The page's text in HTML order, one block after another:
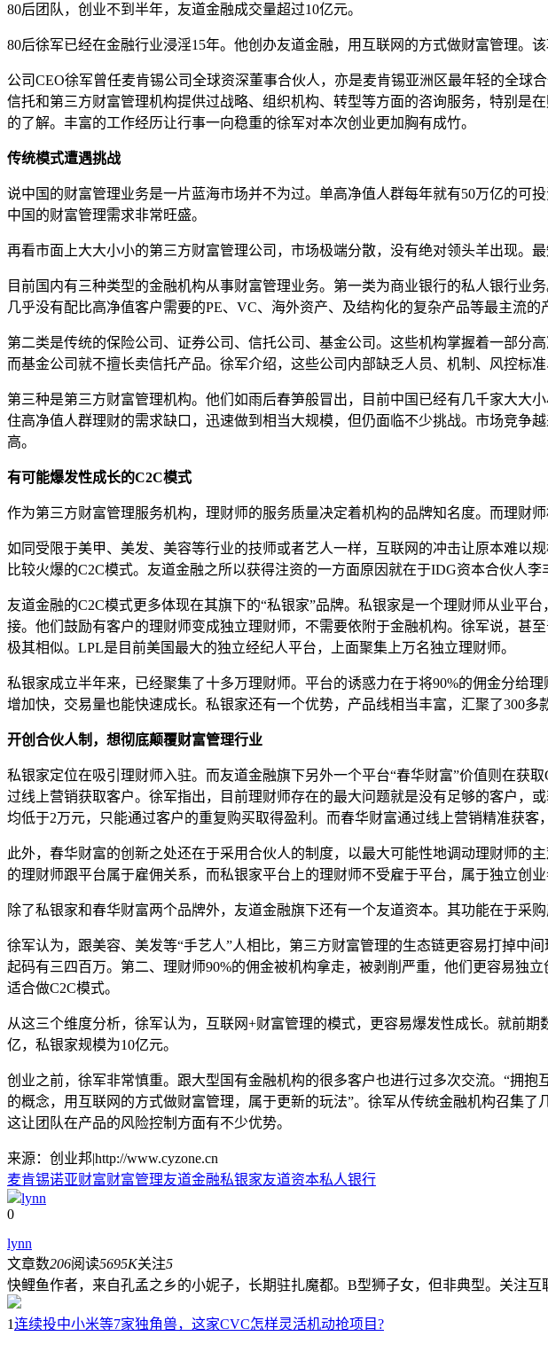
80后团队，创业不到半年，友道金融成交量超过10亿元。
80后徐军已经在金融行业浸淫15年。他创办友道金融，用互联网的方式做财富管理。
公司CEO徐军曾任麦肯锡公司全球资深董事合伙人，亦是麦肯锡亚洲区最年轻的全球
信托和第三方财富管理机构提供过战略、组织机构、转型等方面的咨询服务，特别是
的了解。丰富的工作经历让行事一向稳重的徐军对本次创业更加胸有成竹。
传统模式遭遇挑战
说中国的财富管理业务是一片蓝海市场并不为过。单高净值人群每年就有50万亿的可
中国的财富管理需求非常旺盛。
再看市面上大大小小的第三方财富管理公司，市场极端分散，没有绝对领头羊出现。
目前国内有三种类型的金融机构从事财富管理业务。第一类为商业银行的私人银行业
几乎没有配比高净值客户需要的PE、 VC、海外资产、及结构化的复杂产品等最主流的
第二类是传统的保险公司、证券公司、信托公司、基金公司。这些机构掌握着一部分
而基金公司就不擅长卖信托产品。徐军介绍，这些公司内部缺乏人员、机制、风控标
第三种是第三方财富管理机构。他们如雨后春笋般冒出，目前中国已经有几千家大大
住高净值人群理财的需求缺口，迅速做到相当大规模，但仍面临不少挑战。市场竞争
高。
有可能爆发性成长的C2C模式
作为第三方财富管理服务机构，理财师的服务质量决定着机构的品牌知名度。而理财
如同受限于美甲、美发、美容等行业的技师或者艺人一样，互联网的冲击让原本难以
比较火爆的C2C模式。友道金融之所以获得注资的一方面原因就在于IDG资本合伙人李
友道金融的C2C模式更多体现在其旗下的“私银家”品牌。私银家是一个理财师从业平
接。他们鼓励有客户的理财师变成独立理财师，不需要依附于金融机构。徐军说，甚
极其相似。 LPL是目前美国最大的独立经纪人平台，上面聚集上万名独立理财师。
私银家成立半年来，已经聚集了十多万理财师。平台的诱惑力在于将90%的佣金分给理
增加快，交易量也能快速成长。私银家还有一个优势，产品线相当丰富，汇聚了300多
开创合伙人制，想彻底颠覆财富管理行业
私银家定位在吸引理财师入驻。而友道金融旗下另外一个平台“春华财富”价值则在获取
过线上营销获取客户。徐军指出，目前理财师存在的最大问题就是没有足够的客户，
均低于2万元，只能通过客户的重复购买取得盈利。而春华财富通过线上营销精准获客
此外，春华财富的创新之处还在于采用合伙人的制度，以最大可能性地调动理财师的
的理财师跟平台属于雇佣关系，而私银家平台上的理财师不受雇于平台，属于独立创业
除了私银家和春华财富两个品牌外，友道金融旗下还有一个友道资本。其功能在于采
徐军认为，跟美容、美发等“手艺人”人相比，第三方财富管理的生态链更容易打掉中
起码有三四百万。第二、理财师90%的佣金被机构拿走，被剥削严重，他们更容易独
适合做C2C模式。
从这三个维度分析，徐军认为，互联网+财富管理的模式，更容易爆发性成长。就前
亿，私银家规模为10亿元。
创业之前，徐军非常慎重。跟大型国有金融机构的很多客户也进行过多次交流。 “拥抱
的概念，用互联网的方式做财富管理，属于更新的玩法”。徐军从传统金融机构召集了
这让团队在产品的风险控制方面有不少优势。
来源：创业邦|http://www.cyzone.cn
麦肯锡诺亚财富财富管理友道金融私银家友道资本私人银行
lynn
0
lynn
文章数206阅读5695K关注5
快鲤鱼作者，来自孔孟之乡的小妮子，长期驻扎魔都。B型狮子女，但非典型。关注互
1连续投中小米等7家独角兽，这家CVC怎样灵活机动抢项目?